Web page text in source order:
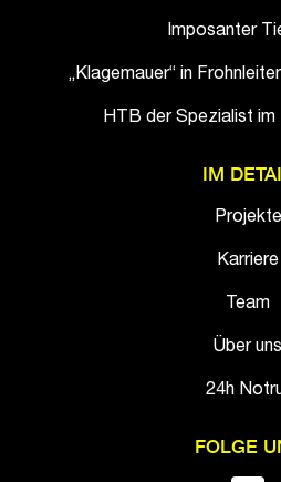
Imposanter
„Klagemauer“ in
HTB der Spezialist im
IM
Projekte
Karriere
Team
Über uns
24h
FOLGE